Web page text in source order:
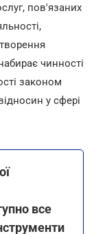
пов'язаних
чинності
законом
у сфері
все